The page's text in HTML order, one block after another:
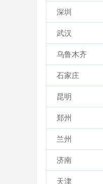
深圳
武汉
乌鲁木齐
石家庄
昆明
郑州
兰州
济南
天津